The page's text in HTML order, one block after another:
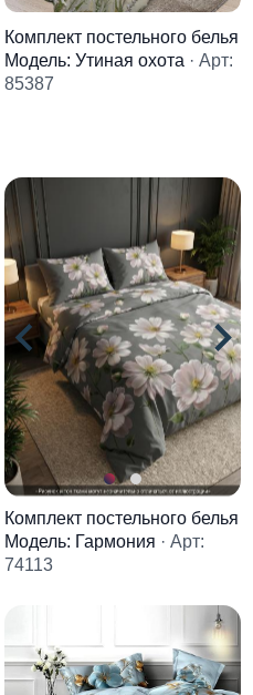
Комплект постельного белья
Модель: Утиная охота · Арт:
85387
Комплект постельного белья
Модель: Гармония · Арт:
74113